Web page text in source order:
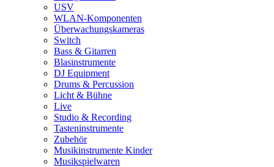
USV
WLAN-Komponenten
Überwachungskameras
Switch
Bass & Gitarren
Blasinstrumente
DJ Equipment
Drums & Percussion
Licht & Bühne
Live
Studio & Recording
Tasteninstrumente
Zubehör
Musikinstrumente Kinder
Musikspielwaren